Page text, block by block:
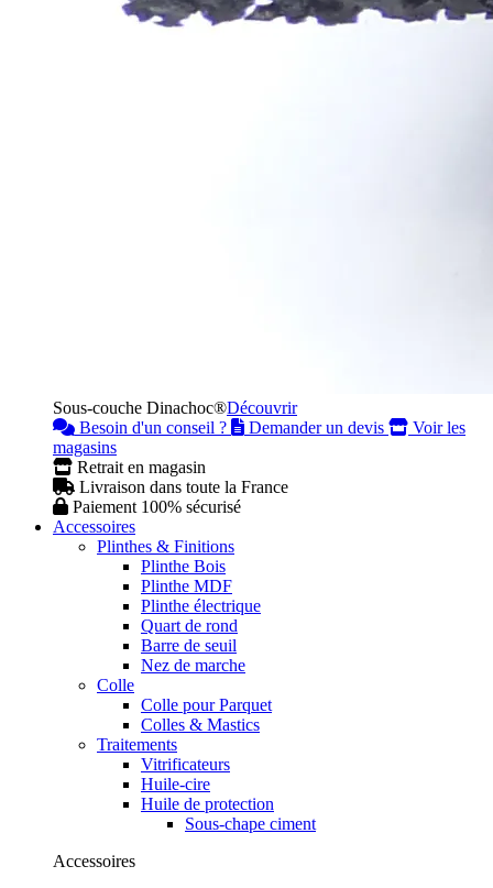
Sous-couche Dinachoc®Découvrir
Besoin d'un conseil ?
Demander un devis
Voir les
magasins
Retrait en magasin
Livraison dans toute la France
Paiement 100% sécurisé
Accessoires
Plinthes & Finitions
Plinthe Bois
Plinthe MDF
Plinthe électrique
Quart de rond
Barre de seuil
Nez de marche
Colle
Colle pour Parquet
Colles & Mastics
Traitements
Vitrificateurs
Huile-cire
Huile de protection
Sous-chape ciment
Accessoires